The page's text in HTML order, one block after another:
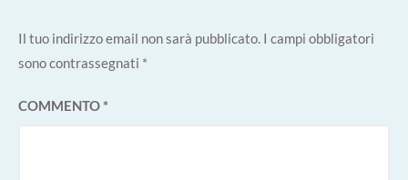
Il tuo indirizzo email non sarà pubblicato. I campi obbligatori
sono contrassegnati *
COMMENTO*